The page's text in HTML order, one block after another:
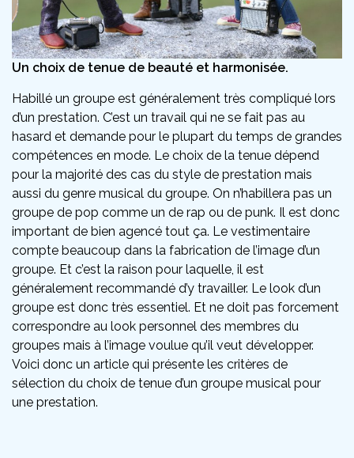
Un choix de tenue de beauté et harmonisée.
Habillé un groupe est généralement très compliqué lors
d’un prestation. C’est un travail qui ne se fait pas au
hasard et demande pour le plupart du temps de grandes
compétences en mode. Le choix de la tenue dépend
pour la majorité des cas du style de prestation mais
aussi du genre musical du groupe. On n’habillera pas un
groupe de pop comme un de rap ou de punk. Il est donc
important de bien agencé tout ça. Le vestimentaire
compte beaucoup dans la fabrication de l’image d’un
groupe. Et c’est la raison pour laquelle, il est
généralement recommandé d’y travailler. Le look d’un
groupe est donc très essentiel. Et ne doit pas forcement
correspondre au look personnel des membres du
groupes mais à l’image voulue qu’il veut développer.
Voici donc un article qui présente les critères de
sélection du choix de tenue d’un groupe musical pour
une prestation.